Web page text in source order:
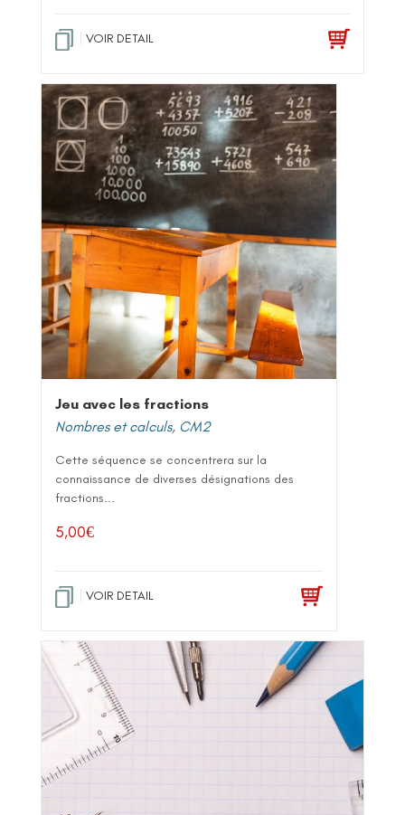
VOIR DETAIL
Jeu avec les fractions
Nombres et calculs, CM2
Cette séquence se concentrera sur la
connaissance de diverses désignations des
fractions...
5,00€
VOIR DETAIL